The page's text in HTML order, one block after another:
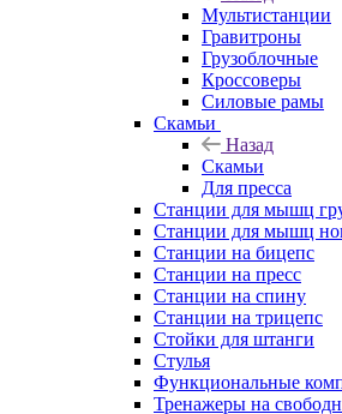
Мультистанции
Гравитроны
Грузоблочные
Кроссоверы
Силовые рамы
Скамьи
Назад
Скамьи
Для пресса
Станции для мышц
Станции для мышц
Станции на бицепс
Станции на пресс
Станции на спину
Станции на трицепс
Стойки для штанги
Стулья
Функциональные
Тренажеры на